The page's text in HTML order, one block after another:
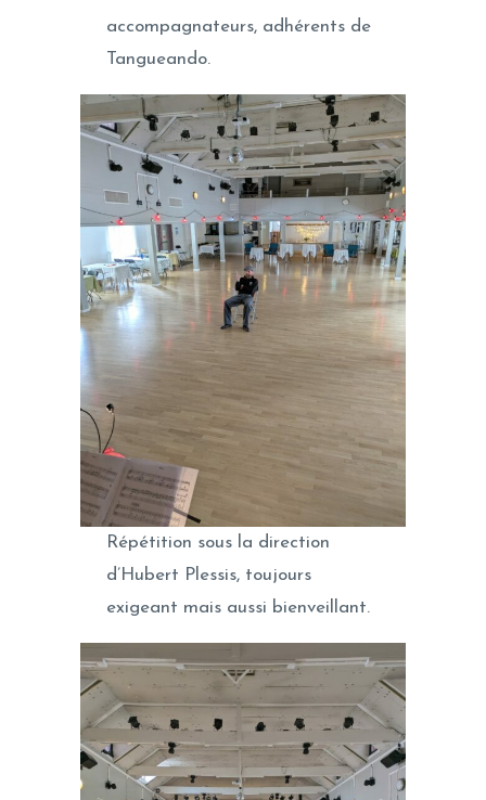
accompagnateurs, adhérents de
Tangueando.
Répétition sous la direction
d’Hubert Plessis, toujours
exigeant mais aussi bienveillant.